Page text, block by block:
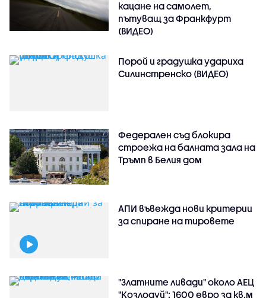
кацане на самолет,
пътуващ за Франкфурт
(ВИДЕО)
Порой и градушка удариха
Силинстренско (ВИДЕО)
Федерален съд блокира
строежа на балната зала на
Тръмп в Белия дом
АПИ въвежда нови критерии
за спиране на тировете
"Златните ливади" около АЕЦ
"Козлодуй": 1600 евро за кв.м